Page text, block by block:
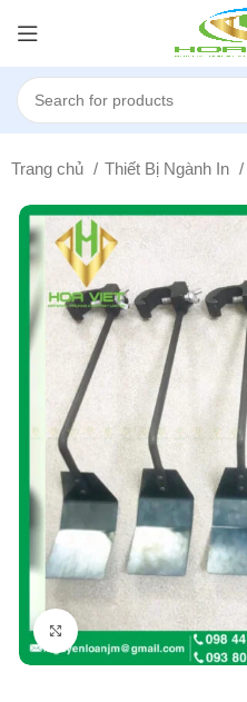
Trang chủ Thiết Bị Ngành In
Click to enlarge